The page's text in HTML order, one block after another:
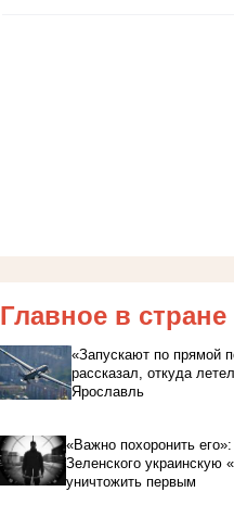
Главное в стране
«Запускают по прямой
рассказал, откуда
Ярославль
«Важно похоронить
Зеленского украинскую
уничтожить первым